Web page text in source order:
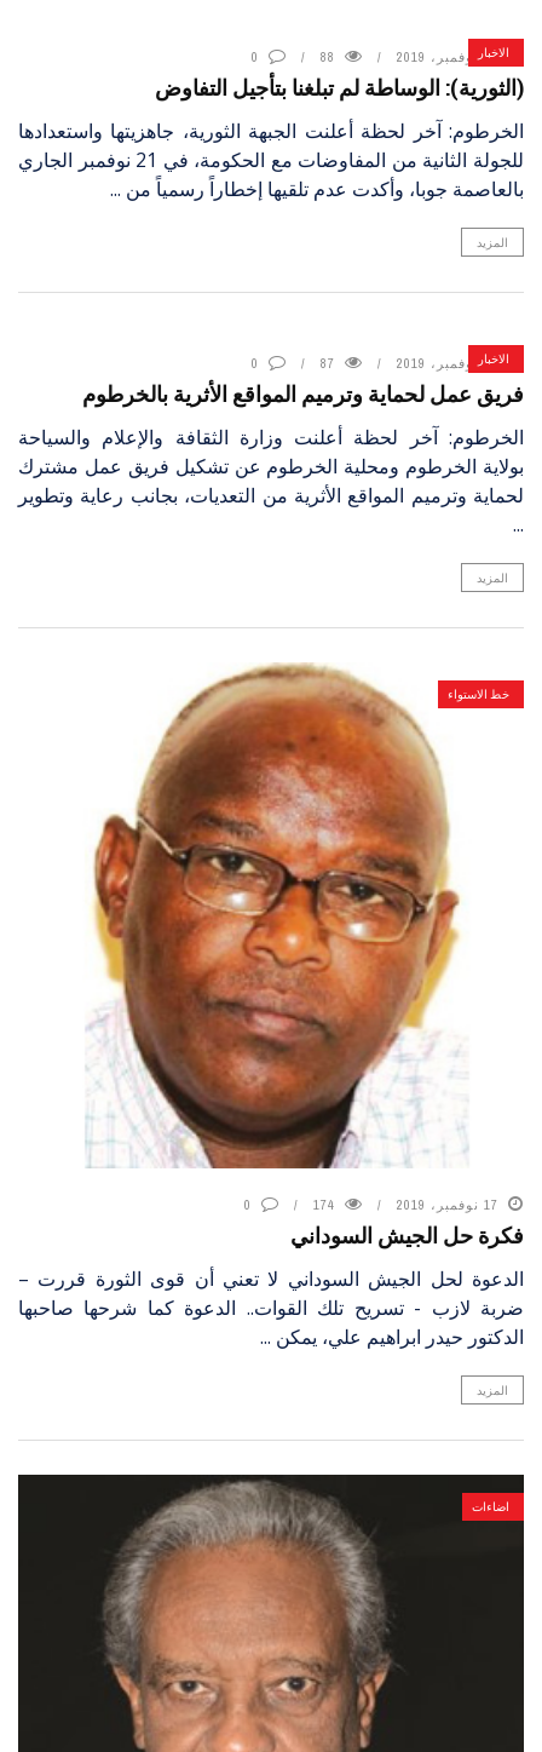
الاخبار
17 نوفمبر، 2019 88
0
(الثورية): الوساطة لم تبلغنا بتأجيل التفاوض
الخرطوم: آخر لحظة أعلنت الجبهة الثورية، جاهزيتها واستعدادها
للجولة الثانية من المفاوضات مع الحكومة، في 21 نوفمبر الجاري
بالعاصمة جوبا، وأكدت عدم تلقيها إخطاراً رسمياً من ...
المزيد
الاخبار
17 نوفمبر، 2019 87
0
فريق عمل لحماية وترميم المواقع الأثرية بالخرطوم
الخرطوم: آخر لحظة أعلنت وزارة الثقافة والإعلام والسياحة
بولاية الخرطوم ومحلية الخرطوم عن تشكيل فريق عمل مشترك
لحماية وترميم المواقع الأثرية من التعديات، بجانب رعاية وتطوير
...
المزيد
خط الاستواء
17 نوفمبر، 2019 174
0
فكرة حل الجيش السوداني
الدعوة لحل الجيش السوداني لا تعني أن قوى الثورة قررت –
ضربة لازب - تسريح تلك القوات.. الدعوة كما شرحها صاحبها
الدكتور حيدر ابراهيم علي، يمكن ...
المزيد
اضاءات